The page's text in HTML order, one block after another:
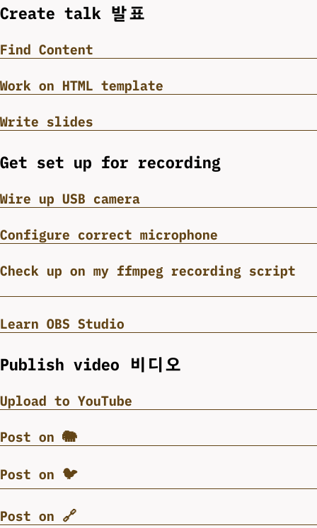
Create talk 발표
Find Content
Work on HTML template
Write slides
Get set up for recording
Wire up USB camera
Configure correct microphone
Check up on my ffmpeg recording script
Learn OBS Studio
Publish video 비디오
Upload to YouTube
Post on 🐘
Post on 🐦
Post on 🔗